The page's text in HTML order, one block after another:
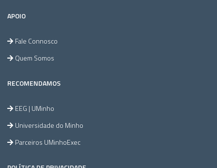
APOIO
Fale Connosco
Quem Somos
RECOMENDAMOS
EEG | UMinho
Universidade do Minho
Parceiros UMinhoExec